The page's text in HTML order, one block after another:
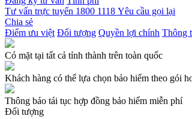
Tư vấn trực tuyến 1800 1118 Yêu cầu gọi lại
Chia sẻ
Điểm ưu việt Đối tượng Quyền lợi chính Thông
Có mặt tại tất cả tỉnh thành trên toàn quốc
Khách hàng có thể lựa chọn bảo hiểm theo gói
Thông báo tái tục hợp đồng bảo hiểm miễn phí
Đối tượng